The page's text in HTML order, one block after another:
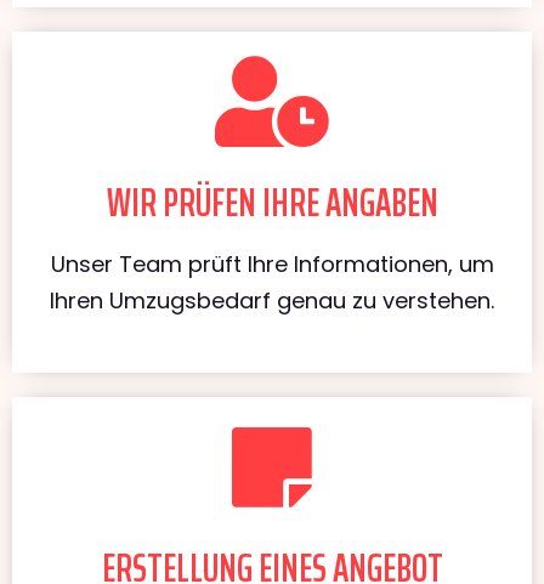
WIR PRÜFEN IHRE ANGABEN
Unser Team prüft Ihre Informationen, um
Ihren Umzugsbedarf genau zu verstehen.
ERSTELLUNG EINES ANGEBOT